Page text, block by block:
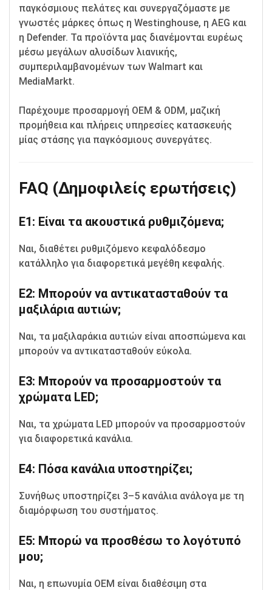
παγκόσμιους πελάτες και συνεργαζόμαστε με
γνωστές μάρκες όπως η Westinghouse, η AEG και
η Defender. Τα προϊόντα μας διανέμονται ευρέως
μέσω μεγάλων αλυσίδων λιανικής,
συμπεριλαμβανομένων των Walmart και
MediaMarkt.
Παρέχουμε προσαρμογή OEM & ODM, μαζική
προμήθεια και πλήρεις υπηρεσίες κατασκευής
μίας στάσης για παγκόσμιους συνεργάτες.
FAQ (Δημοφιλείς ερωτήσεις)
Ε1: Είναι τα ακουστικά ρυθμιζόμενα;
Ναι, διαθέτει ρυθμιζόμενο κεφαλόδεσμο
κατάλληλο για διαφορετικά μεγέθη κεφαλής.
Ε2: Μπορούν να αντικατασταθούν τα
μαξιλάρια αυτιών;
Ναι, τα μαξιλαράκια αυτιών είναι αποσπώμενα και
μπορούν να αντικατασταθούν εύκολα.
Ε3: Μπορούν να προσαρμοστούν τα
χρώματα LED;
Ναι, τα χρώματα LED μπορούν να προσαρμοστούν
για διαφορετικά κανάλια.
Ε4: Πόσα κανάλια υποστηρίζει;
Συνήθως υποστηρίζει 3–5 κανάλια ανάλογα με τη
διαμόρφωση του συστήματος.
Ε5: Μπορώ να προσθέσω το λογότυπό
μου;
Ναι, η επωνυμία OEM είναι διαθέσιμη στα